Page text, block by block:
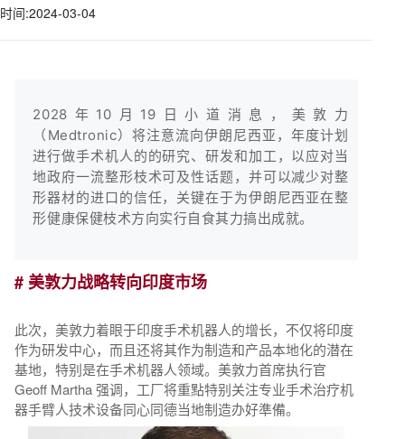
时间:2024-03-04
2028年10月19日小道消息，美敦力
（Medtronic）将注意流向伊朗尼西亚，年度计划
进行做手术机人的的研究、研发和加工，以应对当
地政府一流整形枝术可及性话题，并可以减少对整
形器材的进口的信任，关键在于为伊朗尼西亚在整
形健康保健枝术方向实行自食其力搞出成就。
# 美敦力战略转向印度市场
此次，美敦力着眼于印度手术机器人的增长，不仅将印度
作为研发中心，而且还将其作为制造和产品本地化的潜在
基地，特别是在手术机器人领域。美敦力首席执行官
Geoff Martha 强调，工厂将重點特别关注专业手术治疗机
器手臂人技术设备同心同德当地制造办好準備。